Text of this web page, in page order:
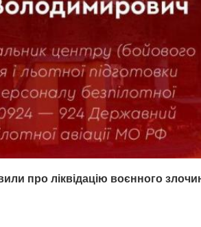
про ліквідацію воєнного